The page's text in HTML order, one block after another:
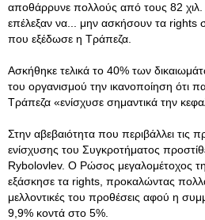
αποθάρρυνε πολλούς από τους 82
επέλεξαν να... μην ασκήσουν τα rights
που εξέδωσε η Τράπεζα.
Ασκήθηκε τελικά το 40% των
του οργανισμού την ικανοποίηση ότι
Τράπεζα «ενίσχυσε σημαντικά την
Στην αβεβαιότητα που περιβάλλει τις
ενίσχυσης του Συγκροτήματος
Rybolovlev. Ο Ρώσος μεγαλομέτοχος
εξάσκησε τα rights, προκαλώντας πολλά
μελλοντικές του προθέσεις αφού η
9,9% κοντά στο 5%.